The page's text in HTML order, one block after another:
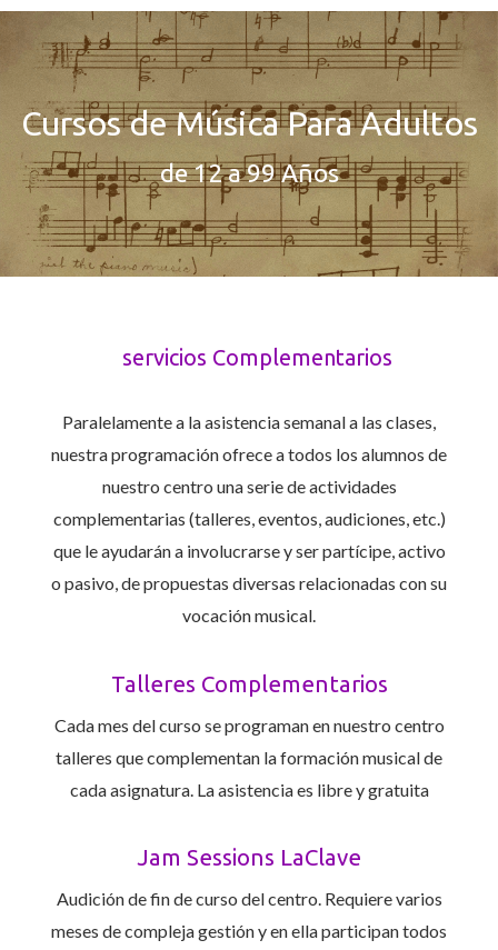
Cursos de Música Para Adultos
de 12 a 99 Años
servicios Complementarios
Paralelamente a la asistencia semanal a las clases,
nuestra programación ofrece a todos los alumnos de
nuestro centro una serie de actividades
complementarias (talleres, eventos, audiciones, etc.)
que le ayudarán a involucrarse y ser partícipe, activo
o pasivo, de propuestas diversas relacionadas con su
vocación musical.
Talleres Complementarios
Cada mes del curso se programan en nuestro centro
talleres que complementan la formación musical de
cada asignatura. La asistencia es libre y gratuita
Jam Sessions LaClave
Audición de fin de curso del centro. Requiere varios
meses de compleja gestión y en ella participan todos